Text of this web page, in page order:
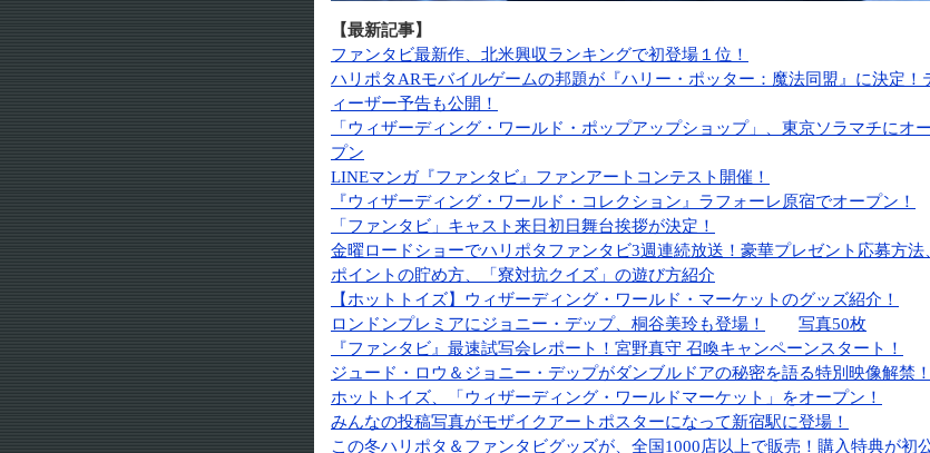
【最新記事】
ファンタビ最新作、北米興収ランキングで初登場１位！
ハリポタARモバイルゲームの邦題が『ハリー・ポッター：魔法同盟』に決定！
ィーザー予告も公開！
「ウィザーディング・ワールド・ポップアップショップ」、東京ソラマチにオー
プン
LINEマンガ『ファンタビ』ファンアートコンテスト開催！
『ウィザーディング・ワールド・コレクション』ラフォーレ原宿でオープン！
「ファンタビ」キャスト来日初日舞台挨拶が決定！
金曜ロードショーでハリポタファンタビ3週連続放送！豪華プレゼント応募方法
ポイントの貯め方、「寮対抗クイズ」の遊び方紹介
【ホットトイズ】ウィザーディング・ワールド・マーケットのグッズ紹介！
ロンドンプレミアにジョニー・デップ、桐谷美玲も登場！
写真50枚
『ファンタビ』最速試写会レポート！宮野真守 召喚キャンペーンスタート！
ジュード・ロウ＆ジョニー・デップがダンブルドアの秘密を語る特別映像解禁！
ホットトイズ、「ウィザーディング・ワールドマーケット」をオープン！
みんなの投稿写真がモザイクアートポスターになって新宿駅に登場！
この冬ハリポタ＆ファンタビグッズが、全国1000店以上で販売！購入特典が初